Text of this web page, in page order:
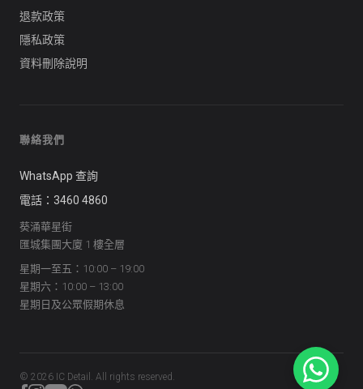
退款政策
隱私政策
資料刪除說明
聯絡我們
WhatsApp 查詢
電話：3460 4860
葵涌華星街
匯城集團大廈 1 樓全層
星期一至五：10:00 – 19:00
星期六：10:00 – 13:00
星期日及公眾假期休息
© 2026 IC Detail. All rights reserved.